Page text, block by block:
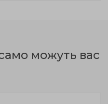
можуть вас